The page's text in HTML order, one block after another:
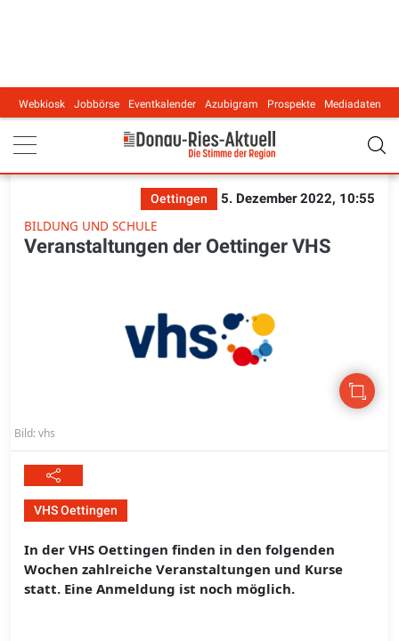
Main navigation
Webkiosk Jobbörse Eventkalender Azubigram Prospekte Mediadaten
Oettingen
5. Dezember 2022, 10:55
BILDUNG UND SCHULE
Veranstaltungen der Oettinger VHS
Bild: vhs
VHS Oettingen
In der VHS Oettingen finden in den folgenden
Wochen zahlreiche Veranstaltungen und Kurse
statt. Eine Anmeldung ist noch möglich.